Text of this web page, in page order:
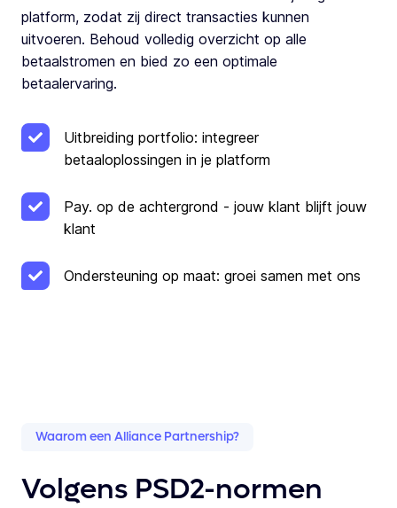
platform, zodat zij direct transacties kunnen
uitvoeren. Behoud volledig overzicht op alle
betaalstromen en bied zo een optimale
betaalervaring.
Uitbreiding portfolio: integreer
betaaloplossingen in je platform
Pay. op de achtergrond - jouw klant blijft jouw
klant
Ondersteuning op maat: groei samen met ons
Waarom een Alliance Partnership?
Volgens PSD2-normen